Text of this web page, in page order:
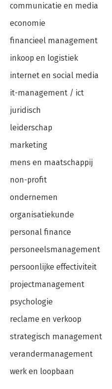
communicatie en media
economie
financieel management
inkoop en logistiek
internet en social media
it-management / ict
juridisch
leiderschap
marketing
mens en maatschappij
non-profit
ondernemen
organisatiekunde
personal finance
personeelsmanagement
persoonlijke effectiviteit
projectmanagement
psychologie
reclame en verkoop
strategisch management
verandermanagement
werk en loopbaan